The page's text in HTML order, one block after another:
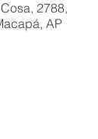
2788,
AP